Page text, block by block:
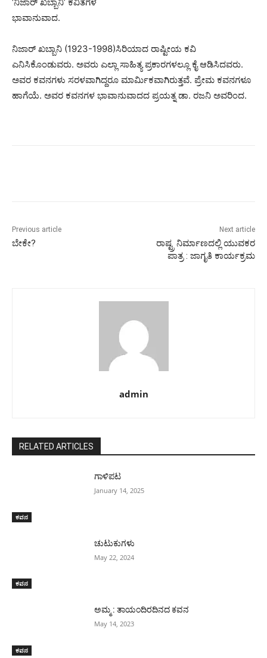
ಭಾವಾನುವಾದ.
ನಿಜಾರ್ ಖಬ್ಬಾನಿ (1923-1998)ಸಿರಿಯಾದ ರಾಷ್ಟೀಯ ಕವಿ
ಎನಿಸಿಕೊಂಡುವರು. ಅವರು ಎಲ್ಲಾ ಸಾಹಿತ್ಯ ಪ್ರಕಾರಗಳಲ್ಲೂ ಕೈ ಆಡಿಸಿದವರು.
ಅವರ ಕವನಗಳು ಸರಳವಾಗಿದ್ದರೂ ಮಾರ್ಮಿಕವಾಗಿರುತ್ತವೆ. ಪ್ರೇಮ ಕವನಗಳೂ
ಹಾಗೆಯೆ. ಅವರ ಕವನಗಳ ಭಾವಾನುವಾದದ ಪ್ರಯತ್ನ ಡಾ. ರಜನಿ ಅವರಿಂದ.
Previous article
ಬೇಕೇ?
Next article
ರಾಷ್ಟ್ರ ನಿರ್ಮಾಣದಲ್ಲಿ ಯುವಕರ
ಪಾತ್ರ : ಜಾಗೃತಿ ಕಾರ್ಯಕ್ರಮ
admin
RELATED ARTICLES
ಕವನ
ಗಾಳಿಪಟ
January 14, 2025
ಕವನ
ಚುಟುಕುಗಳು
May 22, 2024
ಕವನ
ಅಮ್ಮ : ತಾಯಂದಿರದಿನದ ಕವನ
May 14, 2023